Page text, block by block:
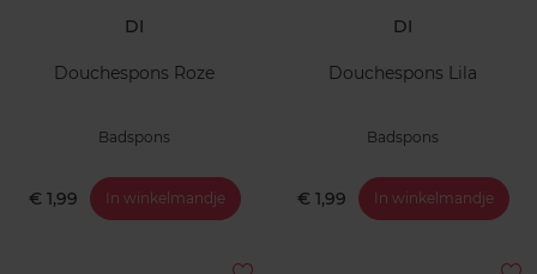
DI
Douchespons Roze
Badspons
€ 1,99 In winkelmandje
DI
Douchespons Lila
Badspons
€ 1,99 In winkelmandje